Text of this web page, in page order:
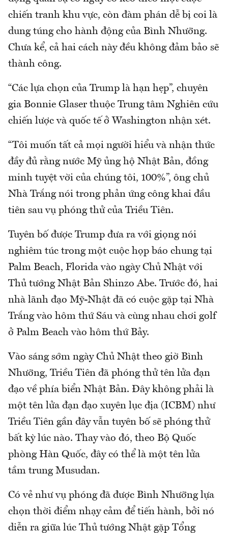
chiến tranh khu vực, còn đàm phán dễ bị coi là
dung túng cho hành động của Bình Nhưỡng.
Chưa kể, cả hai cách này đều không đảm bảo sẽ
thành công.
“Các lựa chọn của Trump là hạn hẹp”, chuyên
gia Bonnie Glaser thuộc Trung tâm Nghiên cứu
chiến lược và quốc tế ở Washington nhận xét.
“Tôi muốn tất cả mọi người hiểu và nhận thức
đầy đủ rằng nước Mỹ ủng hộ Nhật Bản, đồng
minh tuyệt vời của chúng tôi, 100%”, ông chủ
Nhà Trắng nói trong phản ứng công khai đầu
tiên sau vụ phóng thử của Triều Tiên.
Tuyên bố được Trump đưa ra với giọng nói
nghiêm túc trong một cuộc họp báo chung tại
Palm Beach, Florida vào ngày Chủ Nhật với
Thủ tướng Nhật Bản Shinzo Abe. Trước đó, hai
nhà lãnh đạo Mỹ-Nhật đã có cuộc gặp tại Nhà
Trắng vào hôm thứ Sáu và cùng nhau chơi golf
ở Palm Beach vào hôm thứ Bảy.
Vào sáng sớm ngày Chủ Nhật theo giờ Bình
Nhưỡng, Triều Tiên đã phóng thử tên lửa đạn
đạo về phía biển Nhật Bản. Đây không phải là
một tên lửa đạn đạo xuyên lục địa (ICBM) như
Triều Tiên gần đây vẫn tuyên bố sẽ phóng thử
bất kỳ lúc nào. Thay vào đó, theo Bộ Quốc
phòng Hàn Quốc, đây có thể là một tên lửa
tầm trung Musudan.
Có vẻ như vụ phóng đã được Bình Nhưỡng lựa
chọn thời điểm nhạy cảm để tiến hành, bởi nó
diễn ra giữa lúc Thủ tướng Nhật gặp Tổng